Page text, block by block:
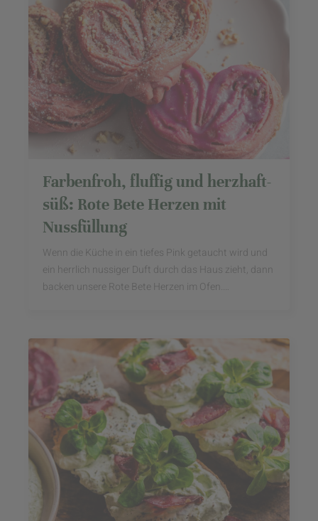
Farbenfroh, fluffig und herzhaft-
süß: Rote Bete Herzen mit
Nussfüllung
Wenn die Küche in ein tiefes Pink getaucht wird und
ein herrlich nussiger Duft durch das Haus zieht, dann
backen unsere Rote Bete Herzen im Ofen.